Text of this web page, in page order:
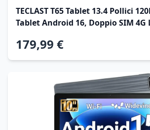
TECLAST T65 Tablet 13.4 Pollici
Tablet Android 16, Doppio SIM 4G
4TB) Widevine L1 1080P/13MP/
179,99 €